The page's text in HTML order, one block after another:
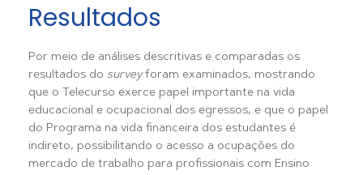
Resultados
Por meio de análises descritivas e comparadas os
resultados do surveyforam examinados, mostrando
que o Telecurso exerce papel importante na vida
educacional e ocupacional dos egressos, e que o papel
do Programa na vida financeira dos estudantes é
indireto, possibilitando o acesso a ocupações do
mercado de trabalho para profissionais com Ensino